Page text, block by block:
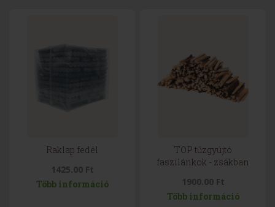
Raklap fedél
1425.00 Ft
Több információ
TOP tűzgyújtó
faszilánkok - zsákban
1900.00 Ft
Több információ